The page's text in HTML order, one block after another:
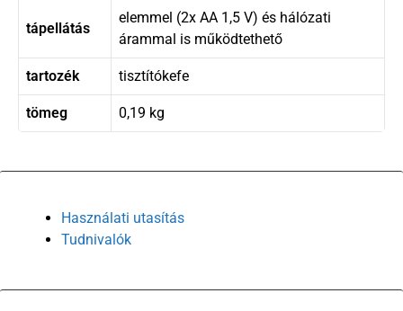
tápellátás
elemmel (2x AA 1,5 V) és hálózati
árammal is működtethető
tartozék tisztítókefe
tömeg 0,19 kg
Használati utasítás
Tudnivalók